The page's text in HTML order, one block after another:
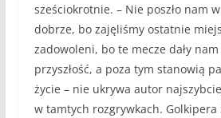
sześciokrotnie. – Nie poszło nam
dobrze, bo zajęliśmy ostatnie
zadowoleni, bo te mecze dały
przyszłość, a poza tym stanowią
życie – nie ukrywa autor
w tamtych rozgrywkach. Golkipera